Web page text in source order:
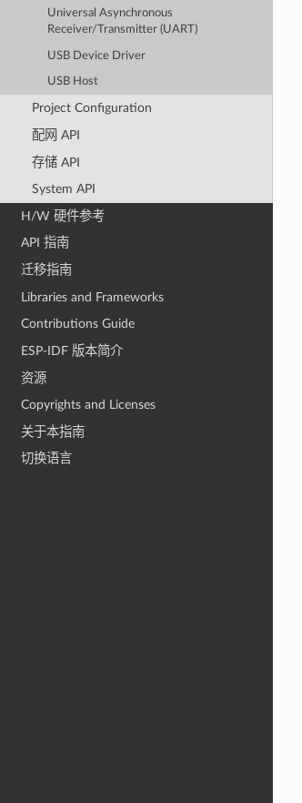
Universal Asynchronous
Receiver/Transmitter (UART)
USB Device Driver
USB Host
Project Configuration
配网 API
存储 API
System API
H/W 硬件参考
API 指南
迁移指南
Libraries and Frameworks
Contributions Guide
ESP-IDF 版本简介
资源
Copyrights and Licenses
关于本指南
切换语言